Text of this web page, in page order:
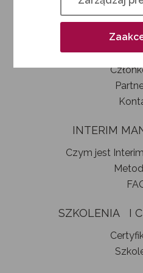
Kim
Jak zostać
Statut
INTERIM
Czym jest
SZKOLENIA I